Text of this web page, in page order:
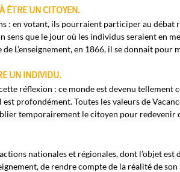
ÊTRE UN CITOYEN.
: en votant, ils pourraient participer au débat
que le jour où les individus seraient en
L’enseignement, en 1866, il se donnait
UN INDIVIDU.
réflexion : ce monde est devenu tellement
profondément. Toutes les valeurs de
temporairement le citoyen pour redevenir
nationales et régionales, dont l’objet
de rendre compte de la réalité de